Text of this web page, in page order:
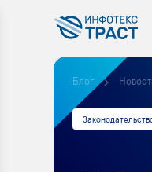
Блог